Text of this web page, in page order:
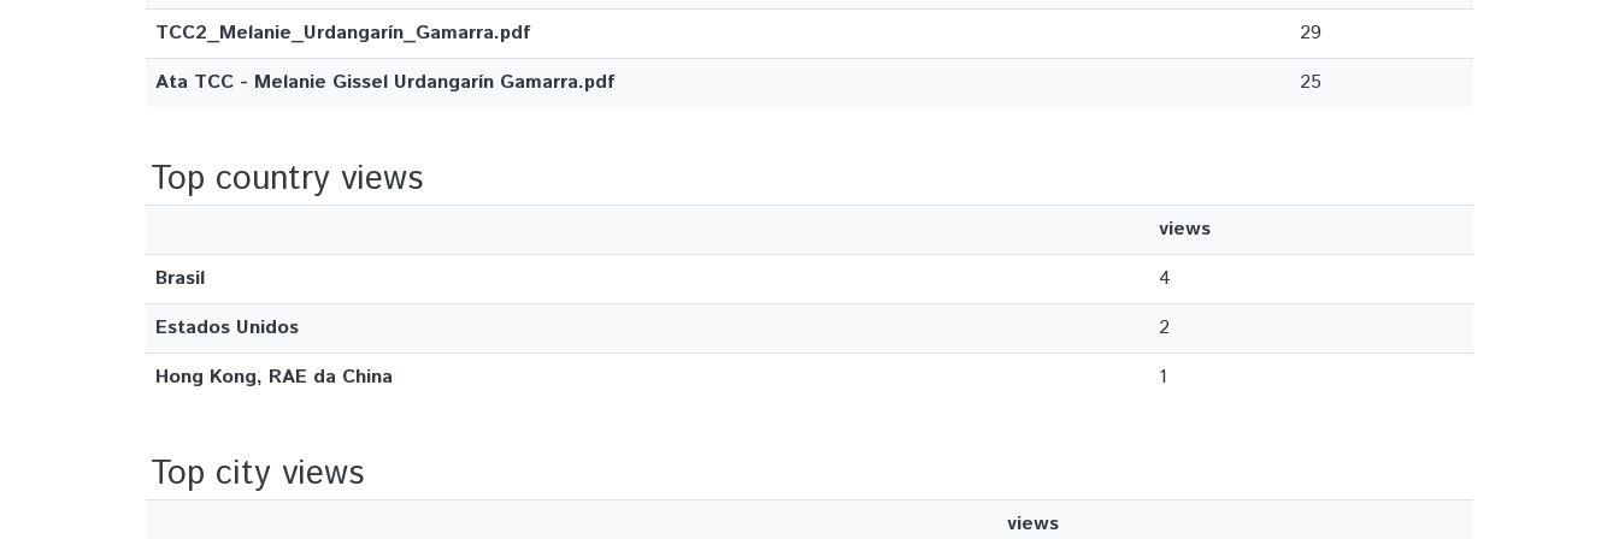
TCC2_Melanie_Urdangarín_Gamarra.pdf
29
Ata TCC - Melanie Gissel Urdangarín Gamarra.pdf
25
Top country views
views
Brasil
4
Estados Unidos
2
Hong Kong, RAE da China
1
Top city views
views